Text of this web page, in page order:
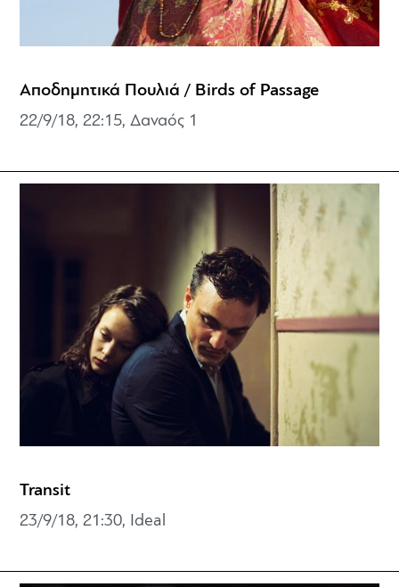
Αποδημητικά Πουλιά / Birds of Passage
22/9/18, 22:15, Δαναός 1
Transit
23/9/18, 21:30, Ideal